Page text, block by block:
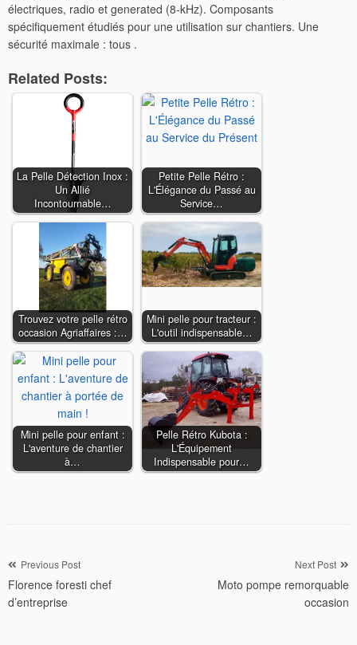
électriques, radio et generated (8-kHz). Composants
spécifiquement étudiés pour une utilisation sur chantiers. Une
sécurité maximale : tous .
Related Posts:
La Pelle Détection Inox :
Un Allié
Incontournable…
Petite Pelle Rétro :
L'Élégance du Passé au
Service…
Trouvez votre pelle rétro
occasion Agriaffaires :…
Mini pelle pour tracteur :
L'outil indispensable…
Mini pelle pour enfant :
L'aventure de chantier
à…
Pelle Rétro Kubota :
L'Équipement
Indispensable pour…
Navigation
de
l’article
Previous Post
Florence foresti chef
d’entreprise
Next Post
Moto pompe remorquable
occasion